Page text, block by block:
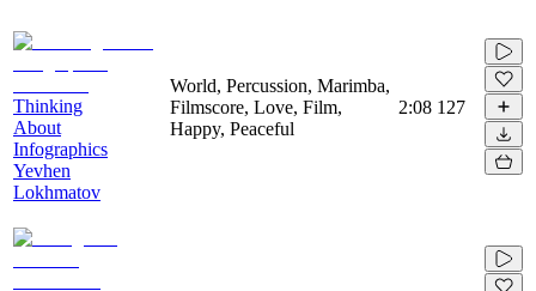
Thinking
About
Infographics
Yevhen
Lokhmatov
World, Percussion, Marimba,
Filmscore, Love, Film,
Happy, Peaceful
2:08 127